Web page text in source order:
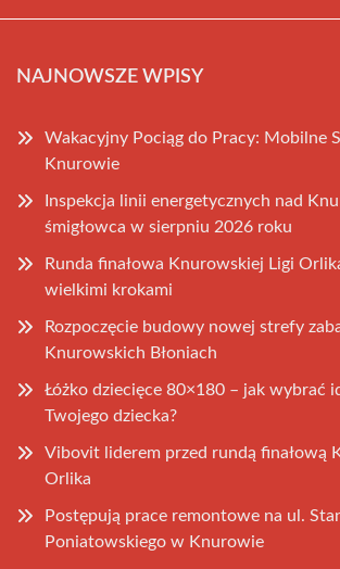
NAJNOWSZE WPISY
Wakacyjny Pociąg do Pracy: Mobilne
Knurowie
Inspekcja linii energetycznych nad
śmigłowca w sierpniu 2026 roku
Runda finałowa Knurowskiej Ligi
wielkimi krokami
Rozpoczęcie budowy nowej strefy
Knurowskich Błoniach
Łóżko dziecięce 80×180 – jak wybrać
Twojego dziecka?
Vibovit liderem przed rundą finałową
Orlika
Postępują prace remontowe na ul.
Poniatowskiego w Knurowie